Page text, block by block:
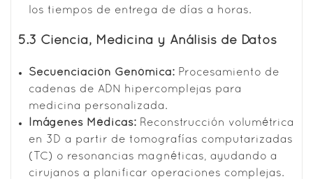
los tiempos de entrega de días a horas.
5.3 Ciencia, Medicina y Análisis de Datos
Secuenciación Genómica: Procesamiento de
cadenas de ADN hipercomplejas para
medicina personalizada.
Imágenes Médicas: Reconstrucción volumétrica
en 3D a partir de tomografías computarizadas
(TC) o resonancias magnéticas, ayudando a
cirujanos a planificar operaciones complejas.